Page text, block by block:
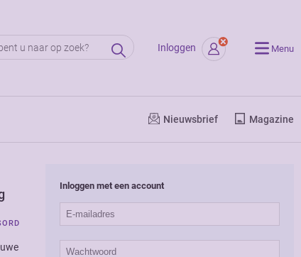
Inloggen Menu
Nieuwsbrief Magazine
Inloggen met een account